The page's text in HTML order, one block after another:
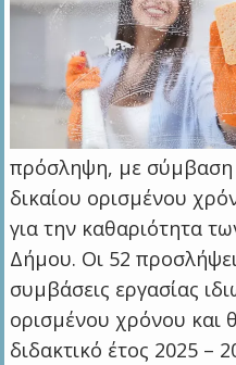
πρόσληψη, με σύμβαση
δικαίου ορισμένου
για την καθαριότητα
Δήμου. Οι 52
συμβάσεις εργασίας
ορισμένου χρόνου και
διδακτικό έτος 2025 –